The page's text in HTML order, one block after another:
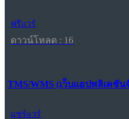
ฟรีแวร์
ดาวน์โหลด : 16
TMS/WMS (เว็บแอปพลิเคชั
แชร์แวร์